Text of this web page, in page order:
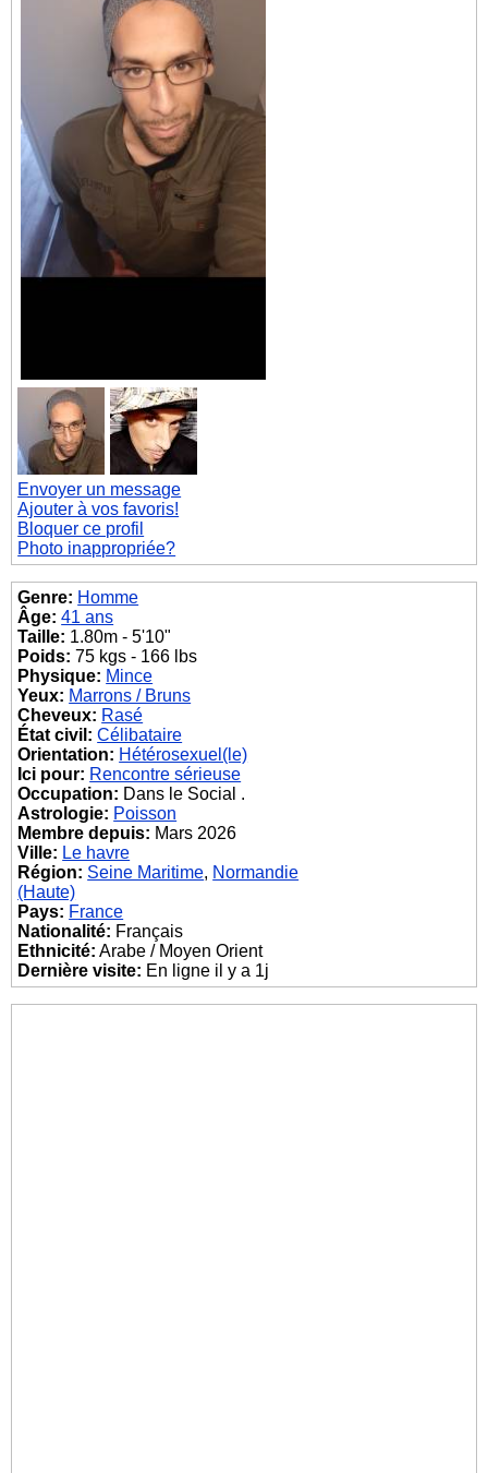
Envoyer un message
Ajouter à vos favoris!
Bloquer ce profil
Photo inappropriée?
Genre: Homme
Âge: 41 ans
Taille: 1.80m - 5'10"
Poids: 75 kgs - 166 lbs
Physique: Mince
Yeux: Marrons / Bruns
Cheveux: Rasé
État civil: Célibataire
Orientation: Hétérosexuel(le)
Ici pour: Rencontre sérieuse
Occupation: Dans le Social .
Astrologie: Poisson
Membre depuis: Mars 2026
Ville: Le havre
Région: Seine Maritime, Normandie
(Haute)
Pays: France
Nationalité: Français
Ethnicité: Arabe / Moyen Orient
Dernière visite: En ligne il y a 1j